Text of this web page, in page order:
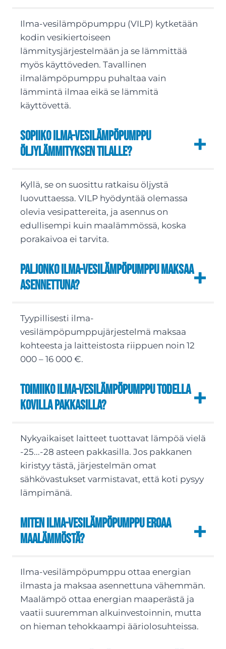
Ilma-vesilämpöpumppu (VILP) kytketään
kodin vesikiertoiseen
lämmitysjärjestelmään ja se lämmittää
myös käyttöveden. Tavallinen
ilmalämpöpumppu puhaltaa vain
lämmintä ilmaa eikä se lämmitä
käyttövettä.
Sopiiko ilma-vesilämpöpumppu
öljylämmityksen tilalle?
Kyllä, se on suosittu ratkaisu öljystä
luovuttaessa. VILP hyödyntää olemassa
olevia vesipattereita, ja asennus on
edullisempi kuin maalämmössä, koska
porakaivoa ei tarvita.
Paljonko ilma-vesilämpöpumppu maksaa
asennettuna?
Tyypillisesti ilma-
vesilämpöpumppujärjestelmä maksaa
kohteesta ja laitteistosta riippuen noin 12
000 – 16 000 €.
Toimiiko ilma-vesilämpöpumppu todella
kovilla pakkasilla?
Nykyaikaiset laitteet tuottavat lämpöä vielä
-25...-28 asteen pakkasilla. Jos pakkanen
kiristyy tästä, järjestelmän omat
sähkövastukset varmistavat, että koti pysyy
lämpimänä.
Miten ilma-vesilämpöpumppu eroaa
maalämmöstä?
Ilma-vesilämpöpumppu ottaa energian
ilmasta ja maksaa asennettuna vähemmän.
Maalämpö ottaa energian maaperästä ja
vaatii suuremman alkuinvestoinnin, mutta
on hieman tehokkaampi ääriolosuhteissa.